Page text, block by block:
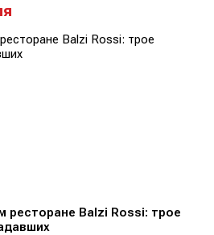
ресторане Balzi Rossi: трое